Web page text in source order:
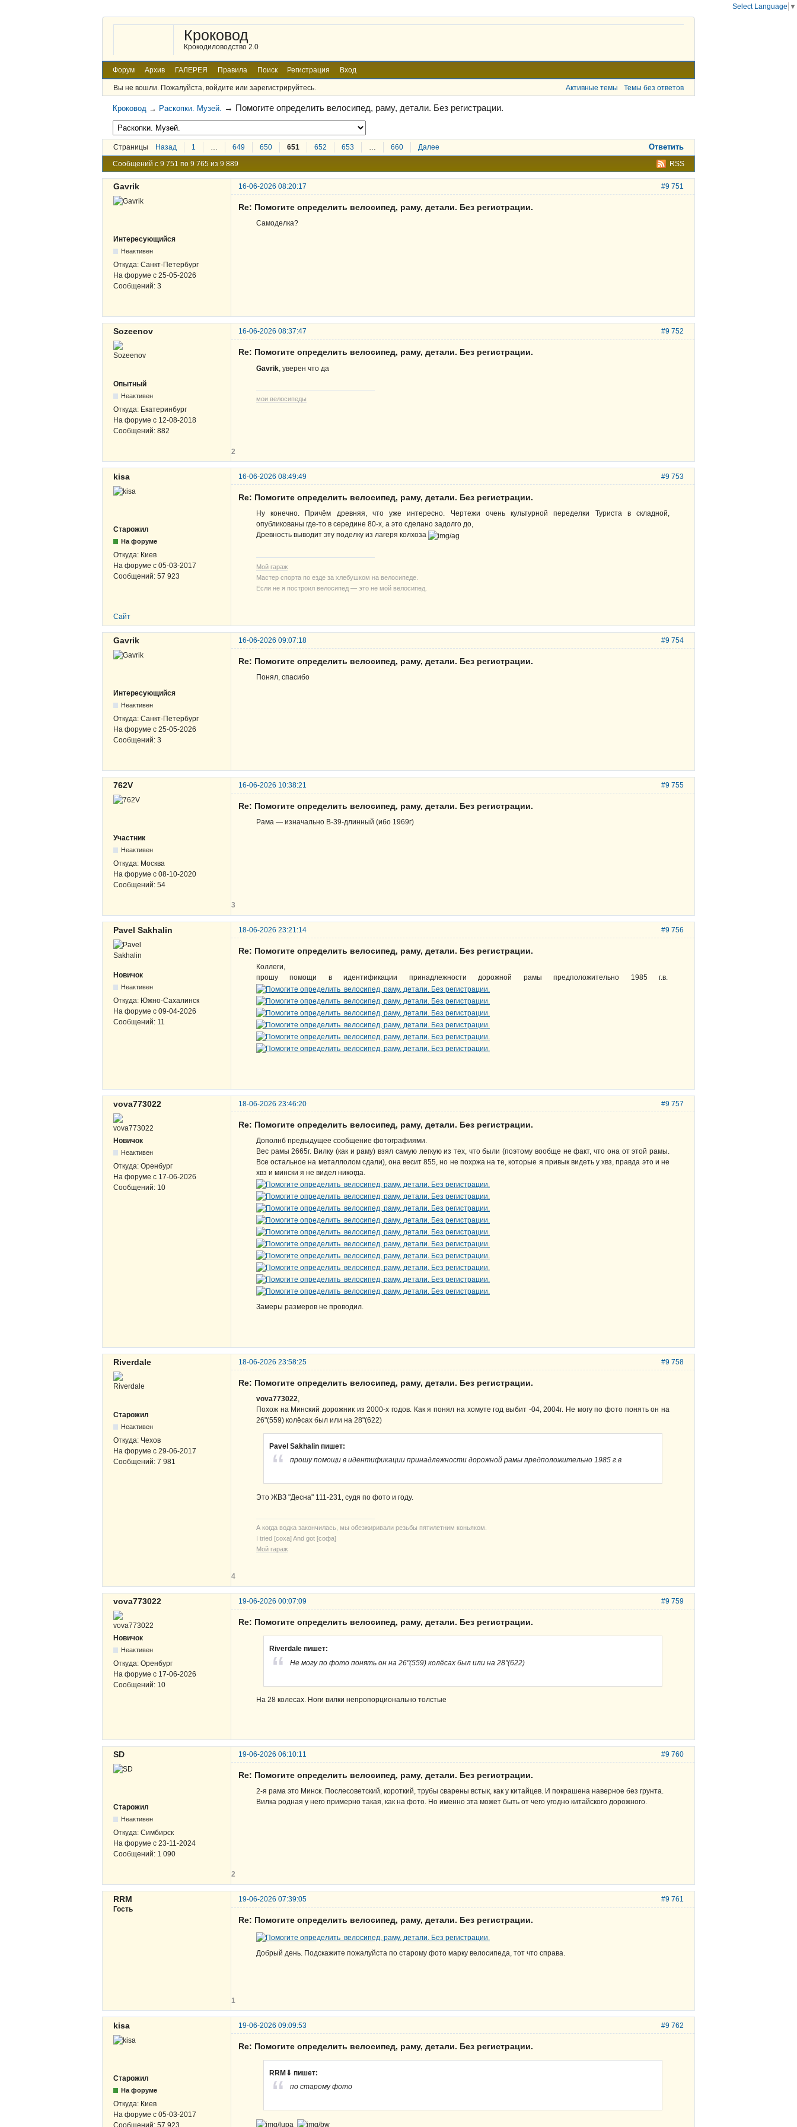
Кроковод
Крокодиловодство 2.0
Форум Архив ГАЛЕРЕЯ Правила Поиск Регистрация Вход
Вы не вошли. Пожалуйста, войдите или зарегистрируйтесь. Активные темы Темы без ответов
Кроковод → Раскопки. Музей. → Помогите определить велосипед, раму, детали. Без регистрации.
Страницы Назад 1 … 649 650 651 652 653 … 660 Далее Ответить
RSS
Сообщений с 9 751 по 9 765 из 9 889
#9 751
Gavrik 16-06-2026 08:20:17
Интересующийся
Неактивен
Откуда: Санкт-Петербург
На форуме с 25-05-2026
Сообщений: 3
Re: Помогите определить велосипед, раму, детали. Без регистрации.
Самоделка?
#9 752
Sozeenov 16-06-2026 08:37:47
Опытный
Неактивен
Откуда: Екатеринбург
На форуме с 12-08-2018
Сообщений: 882
Re: Помогите определить велосипед, раму, детали. Без регистрации.
Gavrik , уверен что да
мои велосипеды
2
#9 753
kisa 16-06-2026 08:49:49
Старожил
На форуме
Откуда: Киев
На форуме с 05-03-2017
Сообщений: 57 923
Re: Помогите определить велосипед, раму, детали. Без регистрации.
Ну конечно. Причём древняя, что уже интересно. Чертежи очень культурной переделки Туриста в складной,
опубликованы где-то в середине 80-х, а это сделано задолго до,
Древность выводит эту поделку из лагеря колхоза
Мой гараж
Мастер спорта по езде за хлебушком на велосипеде.
Если не я построил велосипед — это не мой велосипед.
Сайт
#9 754
Gavrik 16-06-2026 09:07:18
Интересующийся
Неактивен
Откуда: Санкт-Петербург
На форуме с 25-05-2026
Сообщений: 3
Re: Помогите определить велосипед, раму, детали. Без регистрации.
Понял, спасибо
#9 755
762V 16-06-2026 10:38:21
Участник
Неактивен
Откуда: Москва
На форуме с 08-10-2020
Сообщений: 54
Re: Помогите определить велосипед, раму, детали. Без регистрации.
Рама — изначально В-39-длинный (ибо 1969г)
3
#9 756
Pavel Sakhalin 18-06-2026 23:21:14
Новичок
Неактивен
Откуда: Южно-Сахалинск
На форуме с 09-04-2026
Сообщений: 11
Re: Помогите определить велосипед, раму, детали. Без регистрации.
Коллеги,
прошу помощи в идентификации принадлежности дорожной рамы предположительно 1985 г.в.
#9 757
vova773022 18-06-2026 23:46:20
Новичок
Неактивен
Откуда: Оренбург
На форуме с 17-06-2026
Сообщений: 10
Re: Помогите определить велосипед, раму, детали. Без регистрации.
Дополнб предыдущее сообщение фотографиями.
Вес рамы 2665г. Вилку (как и раму) взял самую легкую из тех, что были (поэтому вообще не факт, что она от этой рамы.
Все остальное на металлолом сдали), она весит 855, но не похржа на те, которые я привык видеть у хвз, правда это и не
хвз и мински я не видел никогда.
Замеры размеров не проводил.
#9 758
Riverdale 18-06-2026 23:58:25
Старожил
Неактивен
Откуда: Чехов
На форуме с 29-06-2017
Сообщений: 7 981
Re: Помогите определить велосипед, раму, детали. Без регистрации.
vova773022,
Похож на Минский дорожник из 2000-х годов. Как я понял на хомуте год выбит -04, 2004г. Не могу по фото понять он на
26"(559) колёсах был или на 28"(622)
Pavel Sakhalin пишет:
прошу помощи в идентификации принадлежности дорожной рамы предположительно 1985 г.в
Это ЖВЗ "Десна" 111-231, судя по фото и году.
А когда водка закончилась, мы обезжиривали резьбы пятилетним коньяком.
I tried [соха] And got [софа]
Мой гараж
4
#9 759
vova773022 19-06-2026 00:07:09
Новичок
Неактивен
Откуда: Оренбург
На форуме с 17-06-2026
Сообщений: 10
Re: Помогите определить велосипед, раму, детали. Без регистрации.
Riverdale пишет:
Не могу по фото понять он на 26"(559) колёсах был или на 28"(622)
На 28 колесах. Ноги вилки непропорционально толстые
#9 760
SD 19-06-2026 06:10:11
Старожил
Неактивен
Откуда: Симбирск
На форуме с 23-11-2024
Сообщений: 1 090
Re: Помогите определить велосипед, раму, детали. Без регистрации.
2-я рама это Минск. Послесоветский, короткий, трубы сварены встык, как у китайцев. И покрашена наверное без грунта.
Вилка родная у него примерно такая, как на фото. Но именно эта может быть от чего угодно китайского дорожного.
2
#9 761
RRM
19-06-2026 07:39:05
Гость
Re: Помогите определить велосипед, раму, детали. Без регистрации.
Добрый день. Подскажите пожалуйста по старому фото марку велосипеда, тот что справа.
1
#9 762
kisa 19-06-2026 09:09:53
Старожил
На форуме
Откуда: Киев
На форуме с 05-03-2017
Сообщений: 57 923
Re: Помогите определить велосипед, раму, детали. Без регистрации.
RRM⇓ пишет:
по старому фото
Select Language ▼